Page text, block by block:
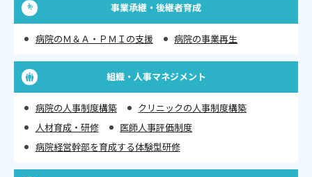
事業承継・後継者育成
病院のＭ＆Ａ・ＰＭＩの支援 病院の事業再生
組織・人事マネジメント
病院の人事制度構築
クリニックの人事制度構築
人材育成・研修
医師人事評価制度
病院経営幹部を育成する体験型研修